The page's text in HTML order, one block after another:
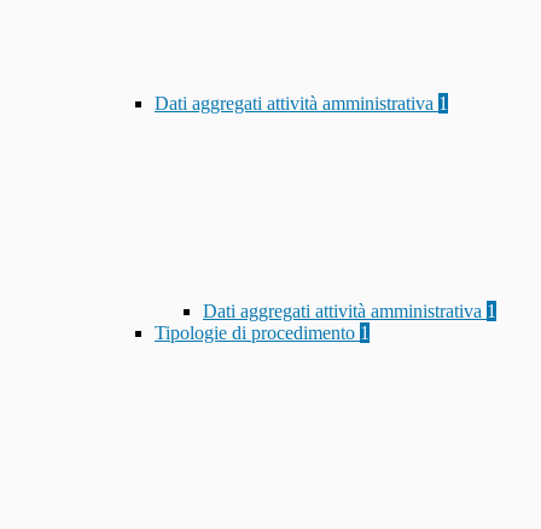
Dati aggregati attività amministrativa 1
Dati aggregati attività amministrativa 1
Tipologie di procedimento 1